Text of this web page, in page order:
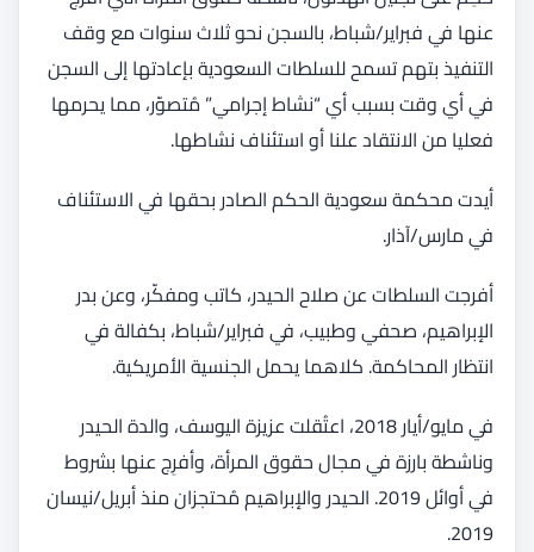
عنها في فبراير/شباط، بالسجن نحو ثلاث سنوات مع وقف
التنفيذ بتهم تسمح للسلطات السعودية بإعادتها إلى السجن
في أي وقت بسبب أي “نشاط إجرامي” مُتصوّر، مما يحرمها
فعليا من الانتقاد علنا أو استئناف نشاطها.
أيدت محكمة سعودية الحكم الصادر بحقها في الاستئناف
في مارس/آذار.
أفرجت السلطات عن صلاح الحيدر، كاتب ومفكّر، وعن بدر
الإبراهيم، صحفي وطبيب، في فبراير/شباط، بكفالة في
انتظار المحاكمة. كلاهما يحمل الجنسية الأمريكية.
في مايو/أيار 2018، اعتُقلت عزيزة اليوسف، والدة الحيدر
وناشطة بارزة في مجال حقوق المرأة، وأفرِج عنها بشروط
في أوائل 2019. الحيدر والإبراهيم مُحتجزان منذ أبريل/نيسان
2019.